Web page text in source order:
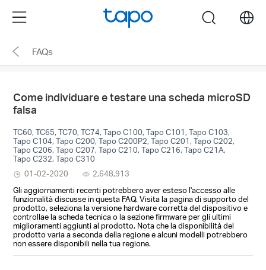
the
navigation
Menu search
FAQs
Come individuare e testare una scheda microSD
falsa
TC60, TC65, TC70, TC74, Tapo C100, Tapo C101, Tapo C103,
Tapo C104, Tapo C200, Tapo C200P2, Tapo C201, Tapo C202,
Tapo C206, Tapo C207, Tapo C210, Tapo C216, Tapo C21A,
Tapo C232, Tapo C310
01-02-2020
2,648,913
Gli aggiornamenti recenti potrebbero aver esteso l'accesso alle
funzionalità discusse in questa FAQ. Visita la pagina di supporto del
prodotto, seleziona la versione hardware corretta del dispositivo e
controllae la scheda tecnica o la sezione firmware per gli ultimi
miglioramenti aggiunti al prodotto. Nota che la disponibilità del
prodotto varia a seconda della regione e alcuni modelli potrebbero
non essere disponibili nella tua regione.